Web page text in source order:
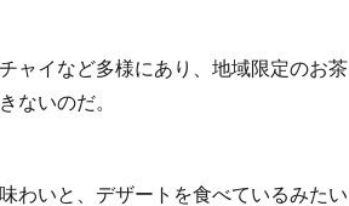
ャイなど多様にあり、地域限定のお茶
ないのだ。
わいと、デザートを食べているみたい